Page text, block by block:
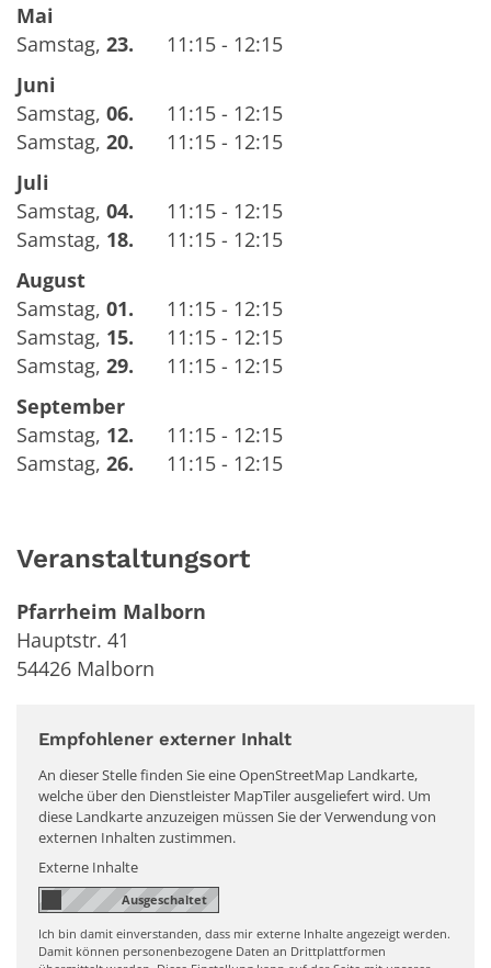
Mai
Samstag, 23.
11:15 - 12:15
Juni
Samstag, 06.
11:15 - 12:15
Samstag, 20.
11:15 - 12:15
Juli
Samstag, 04.
11:15 - 12:15
Samstag, 18.
11:15 - 12:15
August
Samstag, 01.
11:15 - 12:15
Samstag, 15.
11:15 - 12:15
Samstag, 29.
11:15 - 12:15
September
Samstag, 12.
11:15 - 12:15
Samstag, 26. 11:15 - 12:15
Veranstaltungsort
Pfarrheim Malborn
Hauptstr. 41
54426 Malborn
Empfohlener externer Inhalt
An dieser Stelle finden Sie eine OpenStreetMap Landkarte,
welche über den Dienstleister MapTiler ausgeliefert wird. Um
diese Landkarte anzuzeigen müssen Sie der Verwendung von
externen Inhalten zustimmen.
Externe Inhalte
Ich bin damit einverstanden, dass mir externe Inhalte angezeigt werden.
Damit können personenbezogene Daten an Drittplattformen